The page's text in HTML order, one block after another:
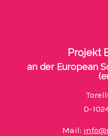
Projekt
an der European
D-
Mail: